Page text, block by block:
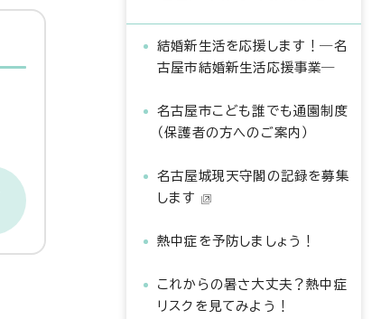
結婚新生活を応援します！―名
古屋市結婚新生活応援事業―
名古屋市こども誰でも通園制度
（保護者の方へのご案内）
名古屋城現天守閣の記録を募集
します
熱中症を予防しましょう！
これからの暑さ大丈夫？熱中症
リスクを見てみよう！